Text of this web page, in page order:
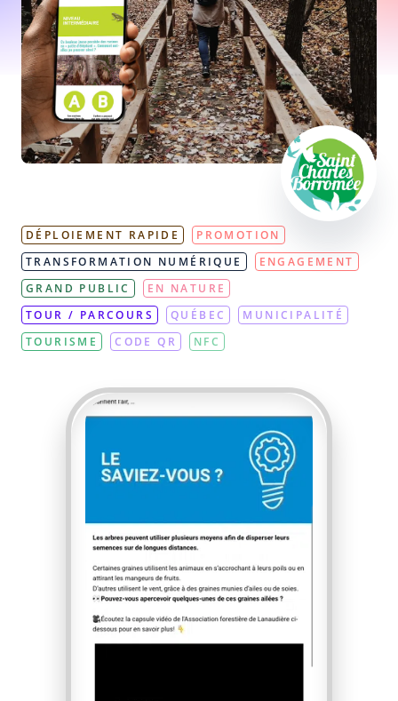
DÉPLOIEMENT RAPIDE
PROMOTION
TRANSFORMATION NUMÉRIQUE
ENGAGEMENT
GRAND PUBLIC
EN NATURE
TOUR / PARCOURS
QUÉBEC
MUNICIPALITÉ
TOURISME
CODE QR NFC